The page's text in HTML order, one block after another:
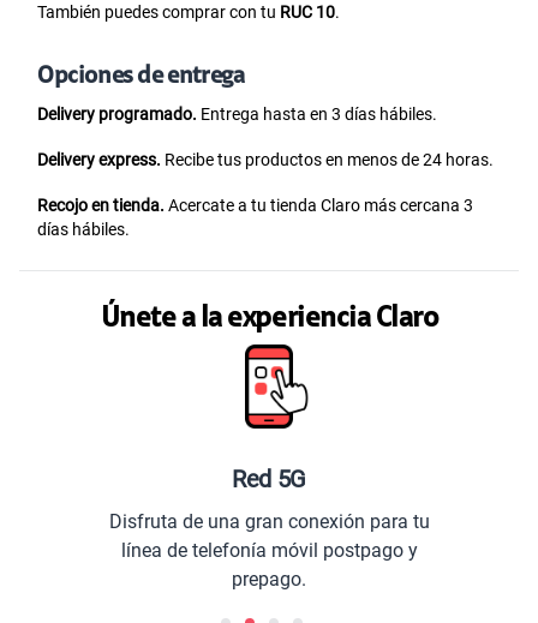
También puedes comprar con tu RUC 10.
Opciones de entrega
Delivery programado. Entrega hasta en 3 días hábiles.
Delivery express. Recibe tus productos en menos de 24 horas.
Recojo en tienda. Acercate a tu tienda Claro más cercana 3
días hábiles.
Únete a la experiencia Claro
Red 5G
Disfruta de una gran conexión para tu
línea de telefonía móvil postpago y
prepago.